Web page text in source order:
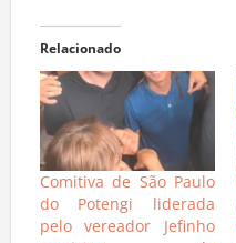
Relacionado
Comitiva de São Paulo
do Potengi liderada
pelo vereador Jefinho